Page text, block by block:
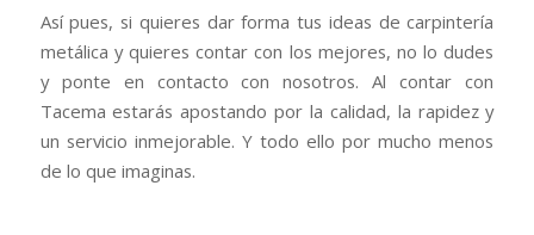
Así pues, si quieres dar forma tus ideas de carpintería
metálica y quieres contar con los mejores, no lo dudes
y ponte en contacto con nosotros. Al contar con
Tacema estarás apostando por la calidad, la rapidez y
un servicio inmejorable. Y todo ello por mucho menos
de lo que imaginas.